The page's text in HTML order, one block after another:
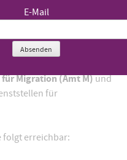
bei der
Migration (Amt M)und
für
folgt erreichbar:
E-Mail
Absenden